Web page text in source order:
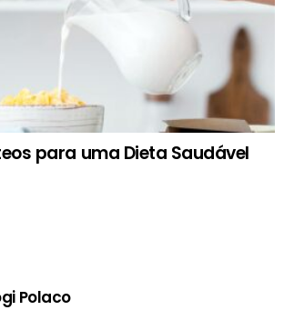
para uma Dieta Saudável
Polaco